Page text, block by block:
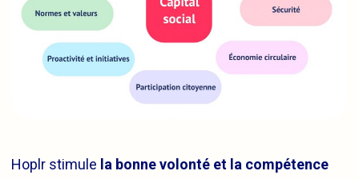
Hoplr stimule la bonne volonté et la compétence